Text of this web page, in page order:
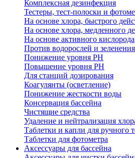
Комплексная дезинфекция
Тестеры, тест-полоски и
На основе хлора, быстрого
На основе хлора, медленного
На основе активного кислорода
Против водорослей и
Понижение уровня РН
Повышение уровня РН
Для станций дозирования
Коагулянты (осветление)
Понижение жесткости воды
Консервация бассейна
Чистящие средства
Удаление и нейтрализация
Таблетки и капли для ручного
Таблетки для фотометра
Аксессуары для бассейна